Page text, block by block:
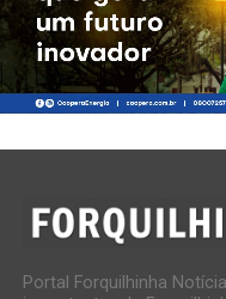
Portal Forquilhinha